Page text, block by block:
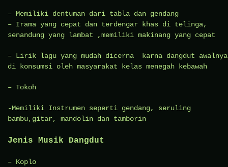
– Memiliki dentuman dari tabla dan gendang
– Irama yang cepat dan terdengar khas di telinga,
senandung yang lambat ,memiliki makinang yang cepat
– Lirik lagu yang mudah dicerna karna dangdut awalnya
di konsumsi oleh masyarakat kelas menegah kebawah
– Tokoh
-Memiliki Instrumen seperti gendang, seruling
bambu,gitar, mandolin dan tamborin
Jenis Musik Dangdut
– Koplo